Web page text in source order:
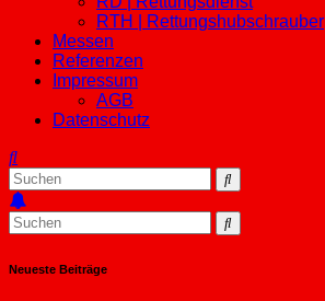
RTH | Rettungshubschrauber
Messen
Referenzen
Impressum
AGB
Datenschutz
Neueste Beiträge